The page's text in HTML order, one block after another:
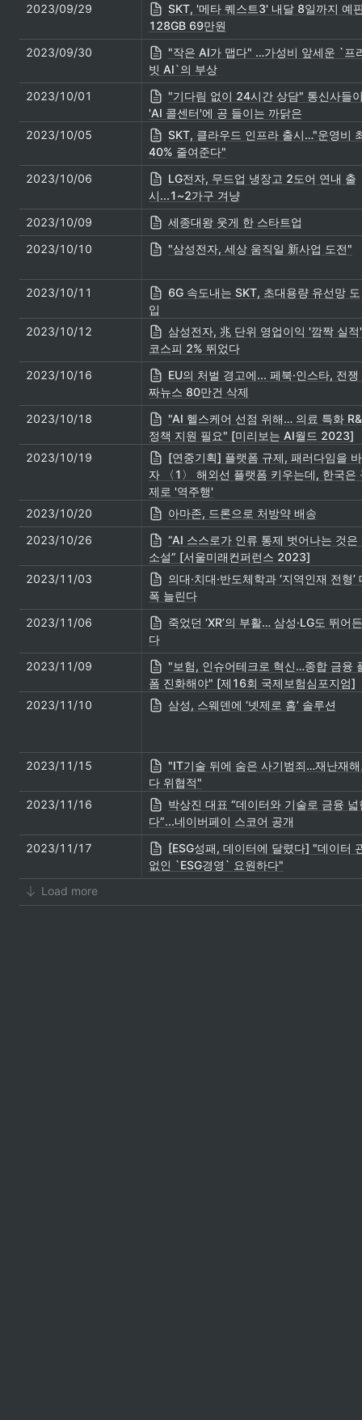
2023/09/29
SKT, '메타 퀘스트3' 내달 8일까지 예
128GB 69만원
2023/09/30
"작은 AI가 맵다" …가성비 앞세운 `프
빗 AI`의 부상
2023/10/01
"기다림 없이 24시간 상담" 통신사들
'AI 콜센터'에 공 들이는 까닭은
2023/10/05
SKT, 클라우드 인프라 출시…"운영비
40% 줄여준다"
2023/10/06
LG전자, 무드업 냉장고 2도어 연내 출
시...1~2가구 겨냥
2023/10/09
세종대왕 웃게 한 스타트업
2023/10/10
"삼성전자, 세상 움직일 新사업 도전"
2023/10/11
6G 속도내는 SKT, 초대용량 유선망 도
입
2023/10/12
삼성전자, 兆 단위 영업이익 '깜짝 실
코스피 2% 뛰었다
2023/10/16
EU의 처벌 경고에... 페북·인스타, 전쟁
짜뉴스 80만건 삭제
2023/10/18
"AI 헬스케어 선점 위해… 의료 특화
정책 지원 필요" [미리보는 AI월드 2023]
2023/10/19
[연중기획] 플랫폼 규제, 패러다임을
자 〈1〉 해외선 플랫폼 키우는데, 한국은
제로 '역주행'
2023/10/20
아마존, 드론으로 처방약 배송
2023/10/26
“AI 스스로가 인류 통제 벗어나는 것은
소설” [서울미래컨퍼런스 2023]
2023/11/03
의대·치대·반도체학과 ‘지역인재 전형’
폭 늘린다
2023/11/06
죽었던 ‘XR’의 부활… 삼성·LG도 뛰어든
다
2023/11/09
"보험, 인슈어테크로 혁신…종합 금융
폼 진화해야" [제16회 국제보험심포지엄]
2023/11/10
삼성, 스웨덴에 ‘넷제로 홈’ 솔루션
2023/11/15
"IT기술 뒤에 숨은 사기범죄…재난재
다 위협적"
2023/11/16
박상진 대표 “데이터와 기술로 금융 넓
다”...네이버페이 스코어 공개
2023/11/17
[ESG성패, 데이터에 달렸다] "데이터
없인 `ESG경영` 요원하다"
Load more